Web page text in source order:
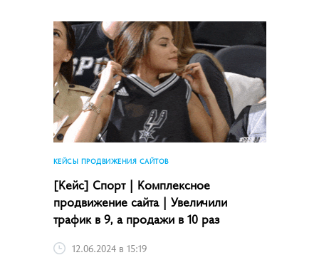
КЕЙСЫ ПРОДВИЖЕНИЯ САЙТОВ
[Кейс] Спорт | Комплексное
продвижение сайта | Увеличили
трафик в 9, а продажи в 10 раз
12.06.2024 в 15:19